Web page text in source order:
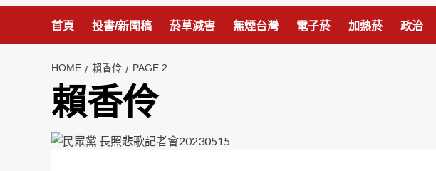
首頁 投書/新聞稿 菸草減害 無煙台灣 電子菸 加熱菸 政治
HOME 賴香伶 PAGE 2
賴香伶